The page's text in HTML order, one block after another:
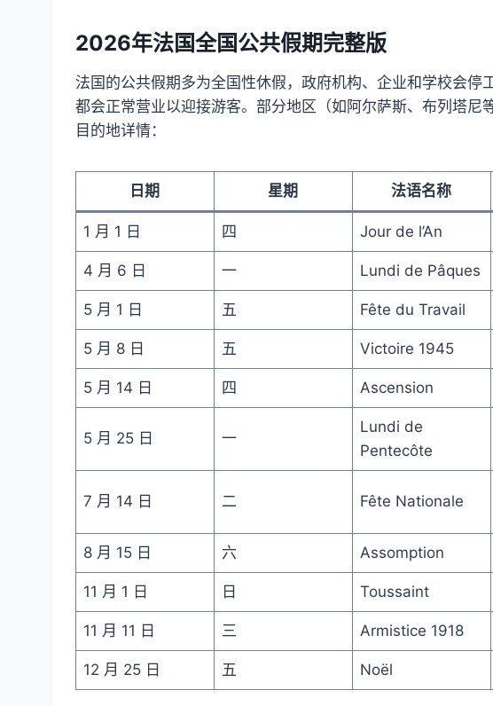
2026年法国全国公共假期完整版
法国的公共假期多为全国性休假，政府机构、企业和学校会停
都会正常营业以迎接游客。部分地区（如阿尔萨斯、布列塔尼
目的地详情：
日期 星期 法语名称
1 月 1 日 四 Jour de l’An
4 月 6 日 一 Lundi de Pâques
5 月 1 日 五 Fête du Travail
5 月 8 日 五 Victoire 1945
5 月 14 日 四 Ascension
5 月 25 日 一
Lundi de
Pentecôte
7 月 14 日 二 Fête Nationale
8 月 15 日 六 Assomption
11 月 1 日 日 Toussaint
11 月 11 日 三 Armistice 1918
12 月 25 日 五 Noël